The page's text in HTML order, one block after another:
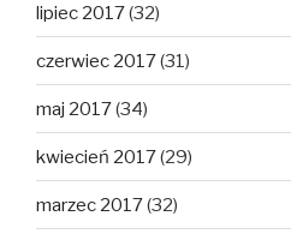
lipiec 2017(32)
czerwiec 2017(31)
maj 2017(34)
kwiecień 2017(29)
marzec 2017(32)